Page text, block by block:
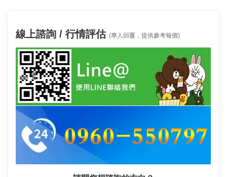
線上諮詢 / 行情評估 (專人回覆，提供參考報價)